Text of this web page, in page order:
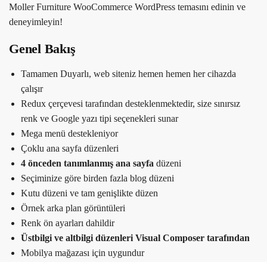
Moller Furniture WooCommerce WordPress temasını edinin ve
deneyimleyin!
Genel Bakış
Tamamen Duyarlı, web siteniz hemen hemen her cihazda
çalışır
Redux çerçevesi tarafından desteklenmektedir, size sınırsız
renk ve Google yazı tipi seçenekleri sunar
Mega menü destekleniyor
Çoklu ana sayfa düzenleri
4 önceden tanımlanmış ana sayfa düzeni
Seçiminize göre birden fazla blog düzeni
Kutu düzeni ve tam genişlikte düzen
Örnek arka plan görüntüleri
Renk ön ayarları dahildir
Üstbilgi ve altbilgi düzenleri Visual Composer tarafından
Mobilya mağazası için uygundur